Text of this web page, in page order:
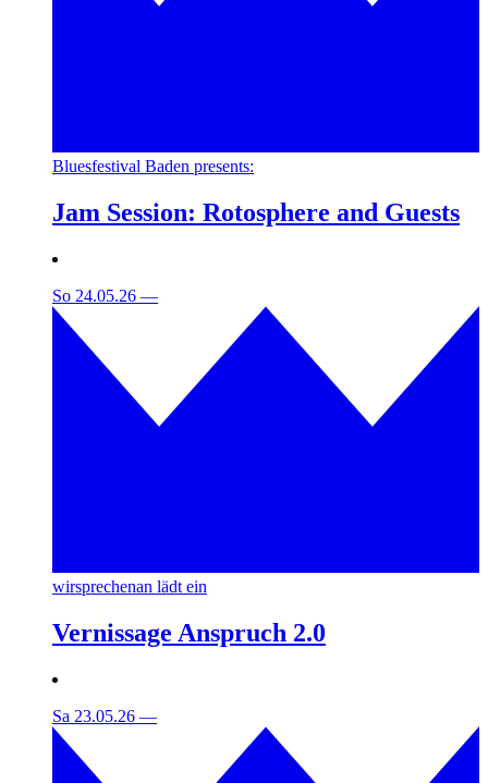
Bluesfestival Baden presents:
Jam Session: Rotosphere and Guests
So 24.05.26 —
wirsprechenan lädt ein
Vernissage Anspruch 2.0
Sa 23.05.26 —